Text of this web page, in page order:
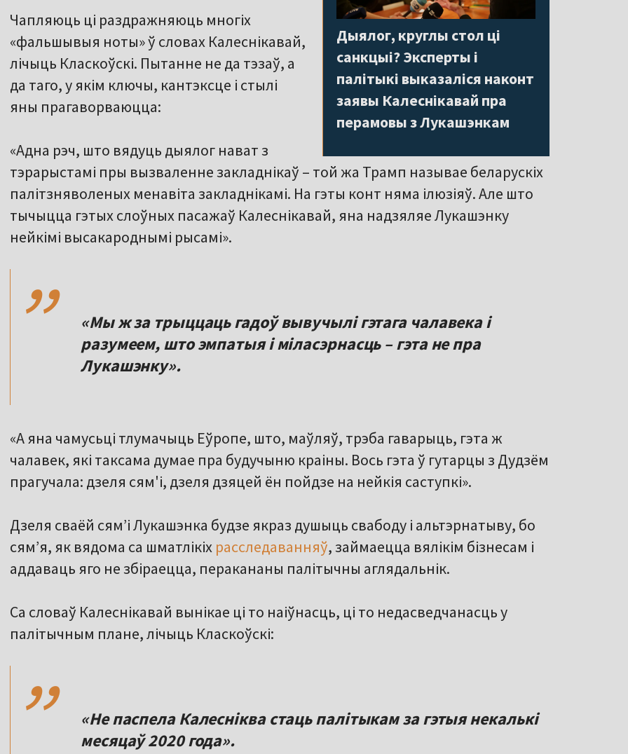
Дыялог, круглы стол ці
санкцыі? Эксперты і
палітыкі выказаліся наконт
заявы Калеснікавай пра
перамовы з Лукашэнкам
Чапляюць ці раздражняюць многіх
«фальшывыя ноты» ў словах Калеснікавай,
лічыць Класкоўскі. Пытанне не да тэзаў, а
да таго, у якім ключы, кантэксце і стылі
яны прагаворваюцца:
«Адна рэч, што вядуць дыялог нават з
тэрарыстамі пры вызваленне закладнікаў – той жа Трамп называе беларускіх
палітзняволеных менавіта закладнікамі. На гэты конт няма ілюзіяў. Але што
тычыцца гэтых слоўных пасажаў Калеснікавай, яна надзяляе Лукашэнку
нейкімі высакароднымі рысамі».
,,
«Мы ж за трыццаць гадоў вывучылі гэтага чалавека і
разумеем, што эмпатыя і міласэрнасць – гэта не пра
Лукашэнку».
«А яна чамусьці тлумачыць Еўропе, што, маўляў, трэба гаварыць, гэта ж
чалавек, які таксама думае пра будучыню краіны. Вось гэта ў гутарцы з Дудзём
прагучала: дзеля сям'і, дзеля дзяцей ён пойдзе на нейкія саступкі».
Дзеля сваёй сям’і Лукашэнка будзе якраз душыць свабоду і альтэрнатыву, бо
сям’я, як вядома са шматлікіх расследаванняў, займаецца вялікім бізнесам і
аддаваць яго не збіраецца, перакананы палітычны аглядальнік.
Са словаў Калеснікавай вынікае ці то наіўнасць, ці то недасведчанасць у
палітычным плане, лічыць Класкоўскі:
,,
«Не паспела Калесніква стаць палітыкам за гэтыя некалькі
месяцаў 2020 года».